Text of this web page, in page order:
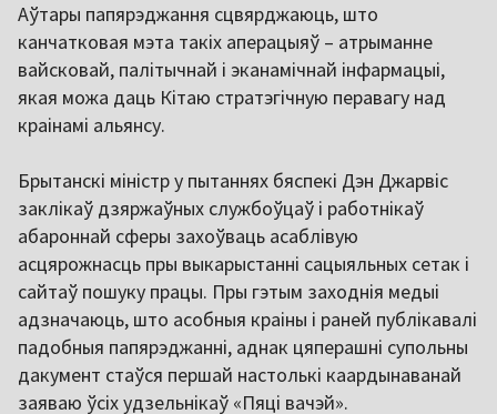
Аўтары папярэджання сцвярджаюць, што
канчатковая мэта такіх аперацыяў – атрыманне
вайсковай, палітычнай і эканамічнай інфармацыі,
якая можа даць Кітаю стратэгічную перавагу над
краінамі альянсу.
Брытанскі міністр у пытаннях бяспекі Дэн Джарвіс
заклікаў дзяржаўных службоўцаў і работнікаў
абароннай сферы захоўваць асаблівую
асцярожнасць пры выкарыстанні сацыяльных сетак і
сайтаў пошуку працы. Пры гэтым заходнія медыі
адзначаюць, што асобныя краіны і раней публікавалі
падобныя папярэджанні, аднак цяперашні супольны
дакумент стаўся першай настолькі каардынаванай
заяваю ўсіх удзельнікаў «Пяці вачэй».